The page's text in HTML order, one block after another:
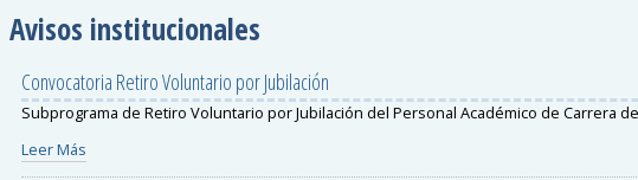
Avisos institucionales
Convocatoria Retiro Voluntario por Jubilación
Subprograma de Retiro Voluntario por Jubilación del Personal Académico de Carrera
Leer Más